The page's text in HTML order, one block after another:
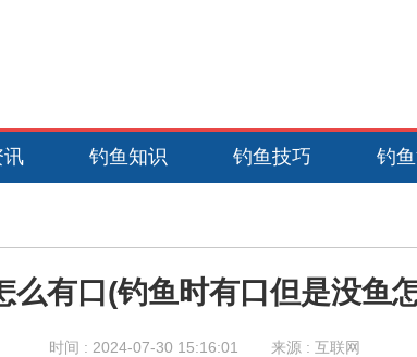
讯 钓鱼知识 钓鱼技巧 钓
么有口(钓鱼时有口但是没鱼
时间 : 2024-07-30 15:16:01 来源 : 互联网